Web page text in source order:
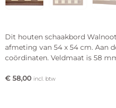
Dit houten schaakbord
afmeting van 54 x 54 cm. Aan
coördinaten. Veldmaat is 58
€ 58,00 incl. btw